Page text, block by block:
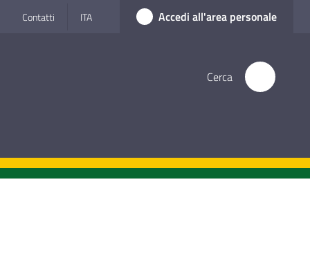
Contatti ITA Accedi all'area personale
Cerca